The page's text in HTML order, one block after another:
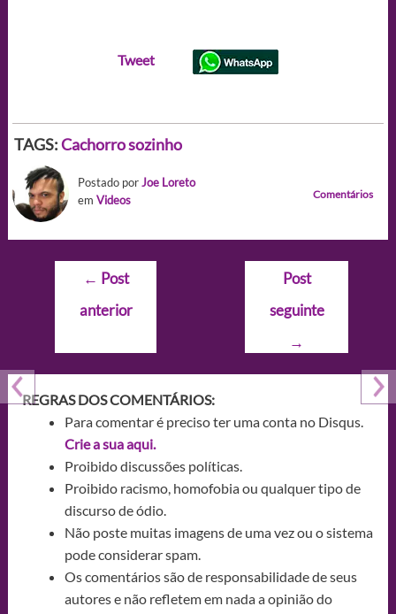
Tweet
TAGS:Cachorro sozinho
Postado porJoe Loreto
em Videos Comentários
Navegação
Post
← Post
anterior
Post
seguinte
→
REGRAS DOS COMENTÁRIOS:
Para comentar é preciso ter uma conta no Disqus.
Crie a sua aqui.
Proibido discussões políticas.
Proibido racismo, homofobia ou qualquer tipo de
discurso de ódio.
Não poste muitas imagens de uma vez ou o sistema
pode considerar spam.
Os comentários são de responsabilidade de seus
autores e não refletem em nada a opinião do